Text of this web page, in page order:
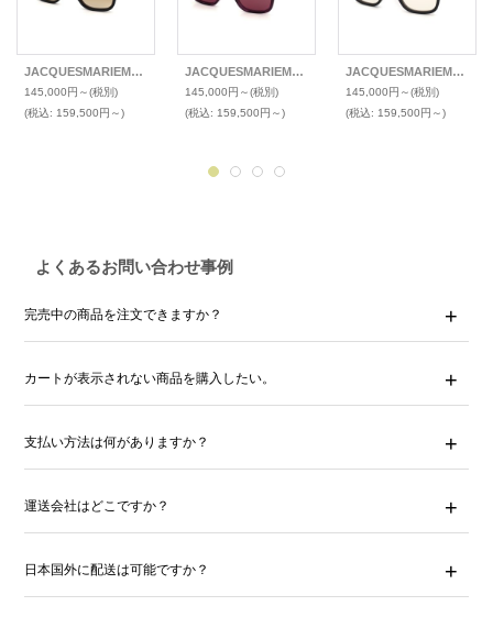
JACQUESMARIEMAGE(ジャックマリーマージュ) 2024年新色サングラス YVES(イヴ)
145,000円～(税別)
(税込: 159,500円～)
JACQUESMARIEMAGE(ジャックマリーマージュ) 2025年新色サングラス YVES(イヴ)
145,000円～(税別)
(税込: 159,500円～)
JACQUESMARIEMAGE(ジャックマリーマージュ) 2024年新色メガネ YVES(イヴ)
145,000円～(税別)
(税込: 159,500円～)
よくあるお問い合わせ事例
完売中の商品を注文できますか？
カートが表示されない商品を購入したい。
支払い方法は何がありますか？
運送会社はどこですか？
日本国外に配送は可能ですか？